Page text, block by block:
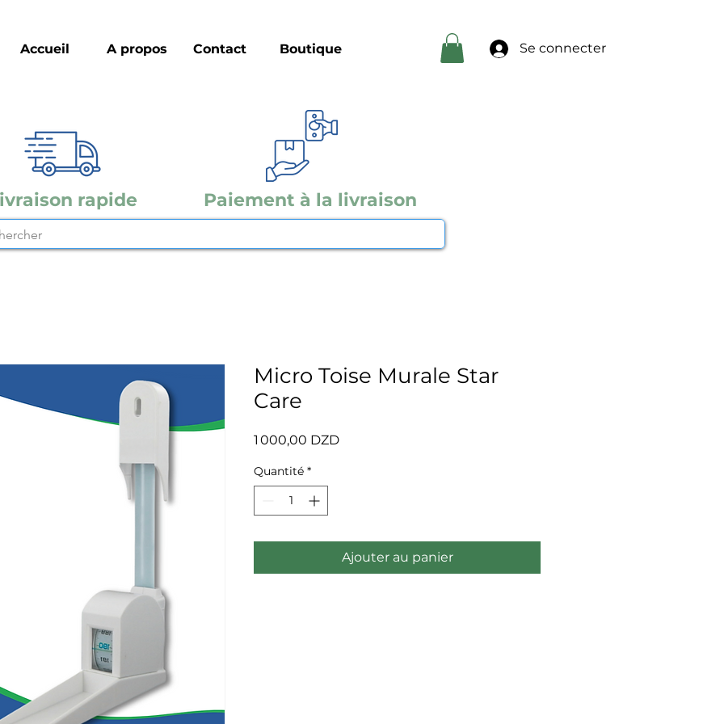
Accueil A propos Contact Boutique Se connecter
rapide Paiement à la livraison
Micro Toise Murale Star
Care
1 000,00 DZDPrix
Quantité *
Ajouter au panier